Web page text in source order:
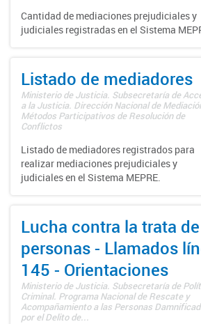
Cantidad de mediaciones prejudiciales y
judiciales registradas en el Sistema
Listado de mediadores
Ministerio de Justicia. Subsecretaría de
a la Justicia. Dirección Nacional de
Métodos Participativos de Resolución de
Conflictos
Listado de mediadores registrados para
realizar mediaciones prejudiciales y
judiciales en el Sistema MEPRE.
Lucha contra la trata de
personas - Llamados
145 - Orientaciones
Ministerio de Justicia. Subsecretaría de
Criminal. Programa Nacional de Rescate y
Acompañamiento a las Personas
por el Delito de...